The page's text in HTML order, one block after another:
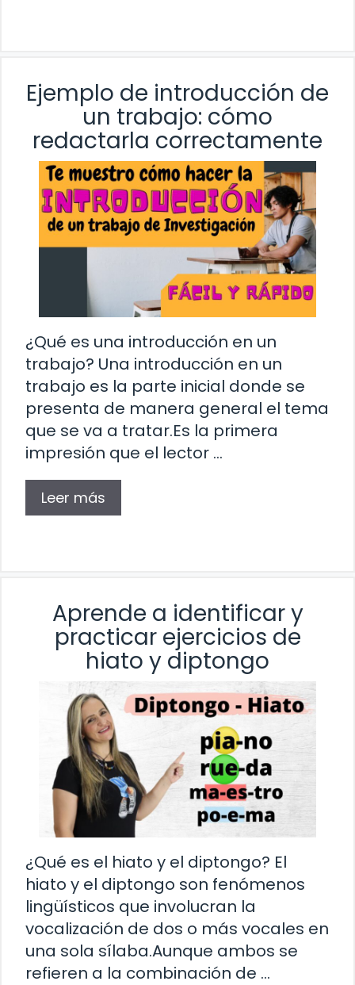
Ejemplo de introducción de
un trabajo: cómo
redactarla correctamente
¿Qué es una introducción en un
trabajo? Una introducción en un
trabajo es la parte inicial donde se
presenta de manera general el tema
que se va a tratar.Es la primera
impresión que el lector …
Leer más
Aprende a identificar y
practicar ejercicios de
hiato y diptongo
¿Qué es el hiato y el diptongo? El
hiato y el diptongo son fenómenos
lingüísticos que involucran la
vocalización de dos o más vocales en
una sola sílaba.Aunque ambos se
refieren a la combinación de …